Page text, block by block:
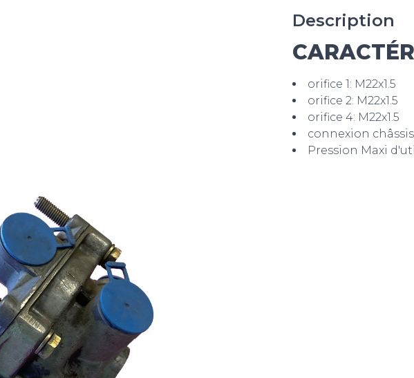
Description
orifice 1: M22x1.5
orifice 2: M22x1.5
orifice 4: M22x1.5
connexion
Pression Maxi